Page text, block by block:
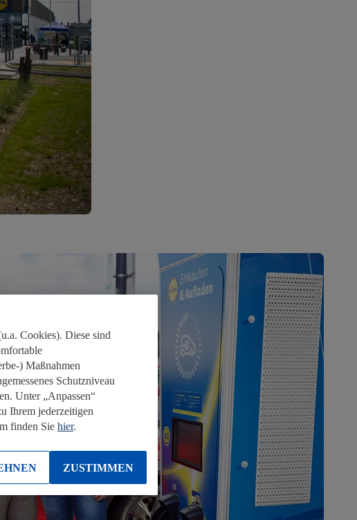
Cookies). Diese sind
) Maßnahmen
Schutzniveau
Unter „Anpassen“
Ihrem jederzeitigen
finden Sie hier.
ZUSTIMMEN